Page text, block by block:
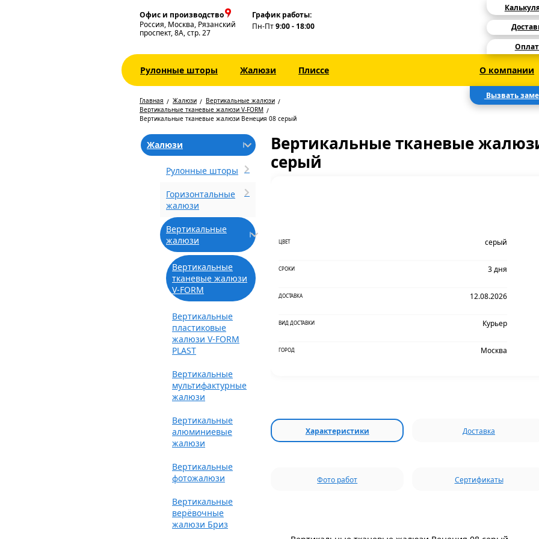
Офис и производство
Россия, Москва, Рязанский
проспект, 8А, стр. 27
График работы:
Пн-Пт9:00 - 18:00
Рулонные шторы Жалюзи Плиссе О компании
Вызвать
Главная Жалюзи
Вертикальные жалюзи
Вертикальные тканевые жалюзи V-FORM
Вертикальные тканевые жалюзи Венеция 08 серый
Жалюзи
Рулонные шторы
Горизонтальные
жалюзи
Вертикальные
жалюзи
Вертикальные
тканевые жалюзи
V-FORM
Вертикальные
пластиковые
жалюзи V-FORM
PLAST
Вертикальные
мультифактурные
жалюзи
Вертикальные
алюминиевые
жалюзи
Вертикальные
фотожалюзи
Вертикальные
верёвочные
жалюзи Бриз
Вертикальные тканевые
серый
ЦВЕТ серый
СРОКИ 3 дня
ДОСТАВКА 12.08.2026
ВИД ДОСТАВКИ Курьер
ГОРОД Москва
Характеристики Доставка
Фото работ Сертификаты